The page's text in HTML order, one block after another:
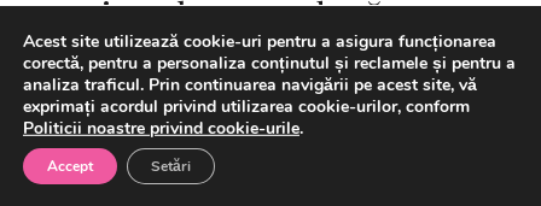
recesiune la un an după
majorările de taxe. „Economia
vorbește de la sine”
Acest site utilizează cookie-uri pentru a asigura funcționarea
corectă, pentru a personaliza conținutul și reclamele și pentru a
analiza traficul. Prin continuarea navigării pe acest site, vă
exprimați acordul privind utilizarea cookie-urilor, conform
Politicii noastre privind cookie-urile.
Accept Setări